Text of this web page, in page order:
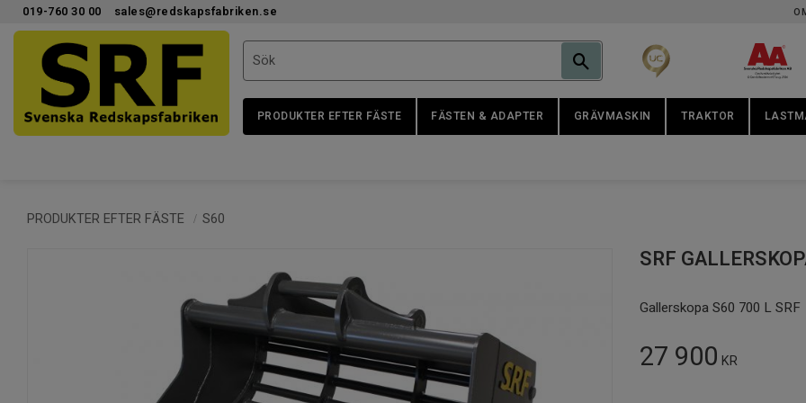
019-760 30 00 sales@redskapsfabriken.se
PRODUKTER EFTER FÄSTE FÄSTEN & ADAPTER GRÄVMASKIN TRAKTOR
PRODUKTER EFTER FÄSTE S60
SRF
Gallerskopa S60 700 L SRF
27 900 KR